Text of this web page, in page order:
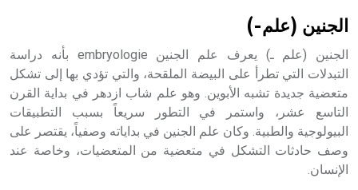
الجنين (علم-)
الجنين (علم ـ) يعرف علم الجنين embryologie بأنه دراسة
التبدلات التي تطرأ على البيضة الملقحة، والتي تؤدي بها إلى تشكل
متعضية جديدة تشبه الأبوين. وهو علم شاب ازدهر في بداية القرن
التاسع عشر، واستمر في التطور سريعاً بسبب التطبيقات
البيولوجية والطبية. وكان علم الجنين في بداياته وصفياً، يقتصر على
وصف حادثات التشكل في متعضية من المتعضيات، وخاصة عند
الإنسان.